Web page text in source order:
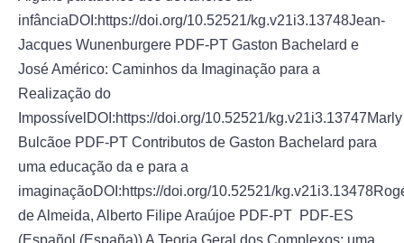
infânciaDOI:https://doi.org/10.52521/kg.v21i3.13748Jean-
Jacques Wunenburgere PDF-PT Gaston Bachelard e
José Américo: Caminhos da Imaginação para a
Realização do
ImpossívelDOI:https://doi.org/10.52521/kg.v21i3.13747Marly
Bulcãoe PDF-PT Contributos de Gaston Bachelard para
uma educação da e para a
imaginaçãoDOI:https://doi.org/10.52521/
de Almeida, Alberto Filipe Araújoe PDF-PT PDF-ES